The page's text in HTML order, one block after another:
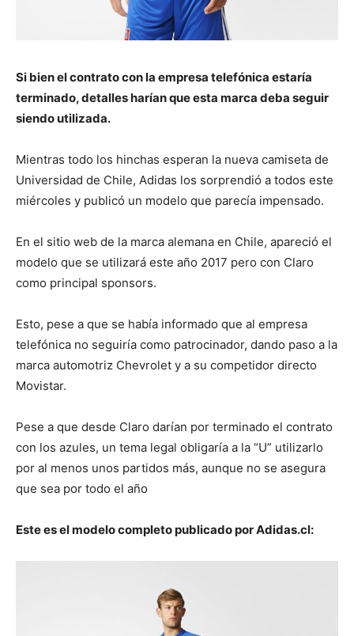
Si bien el contrato con la empresa telefónica estaría
terminado, detalles harían que esta marca deba seguir
siendo utilizada.
Mientras todo los hinchas esperan la nueva camiseta de
Universidad de Chile, Adidas los sorprendió a todos este
miércoles y publicó un modelo que parecía impensado.
En el sitio web de la marca alemana en Chile, apareció el
modelo que se utilizará este año 2017 pero con Claro
como principal sponsors.
Esto, pese a que se había informado que al empresa
telefónica no seguiría como patrocinador, dando paso a la
marca automotriz Chevrolet y a su competidor directo
Movistar.
Pese a que desde Claro darían por terminado el contrato
con los azules, un tema legal obligaría a la “U” utilizarlo
por al menos unos partidos más, aunque no se asegura
que sea por todo el año
Este es el modelo completo publicado por Adidas.cl: